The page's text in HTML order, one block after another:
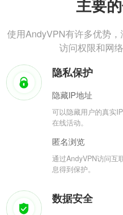
主要
使用AndyVPN有许多优势，
访问权限和网
隐私保护
隐藏IP地址
可以隐藏用户的真实
在线活动。
匿名浏览
通过AndyVPN访问互
息得到保护。
数据安全